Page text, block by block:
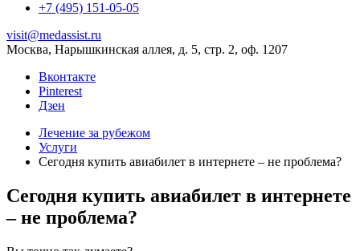
+7 (495) 151-05-05
visit@medassist.ru
Москва, Нарышкинская аллея, д. 5, стр. 2, оф. 1207
Вконтакте
Pinterest
Дзен
Лечение за рубежом
Услуги
Сегодня купить авиабилет в интернете – не проблема?
Сегодня купить авиабилет в интернете
– не проблема?